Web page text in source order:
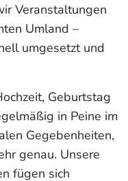
Veranstaltungen
Umland –
umgesetzt und
Geburtstag
in Peine im
Gegebenheiten,
genau. Unsere
fügen sich